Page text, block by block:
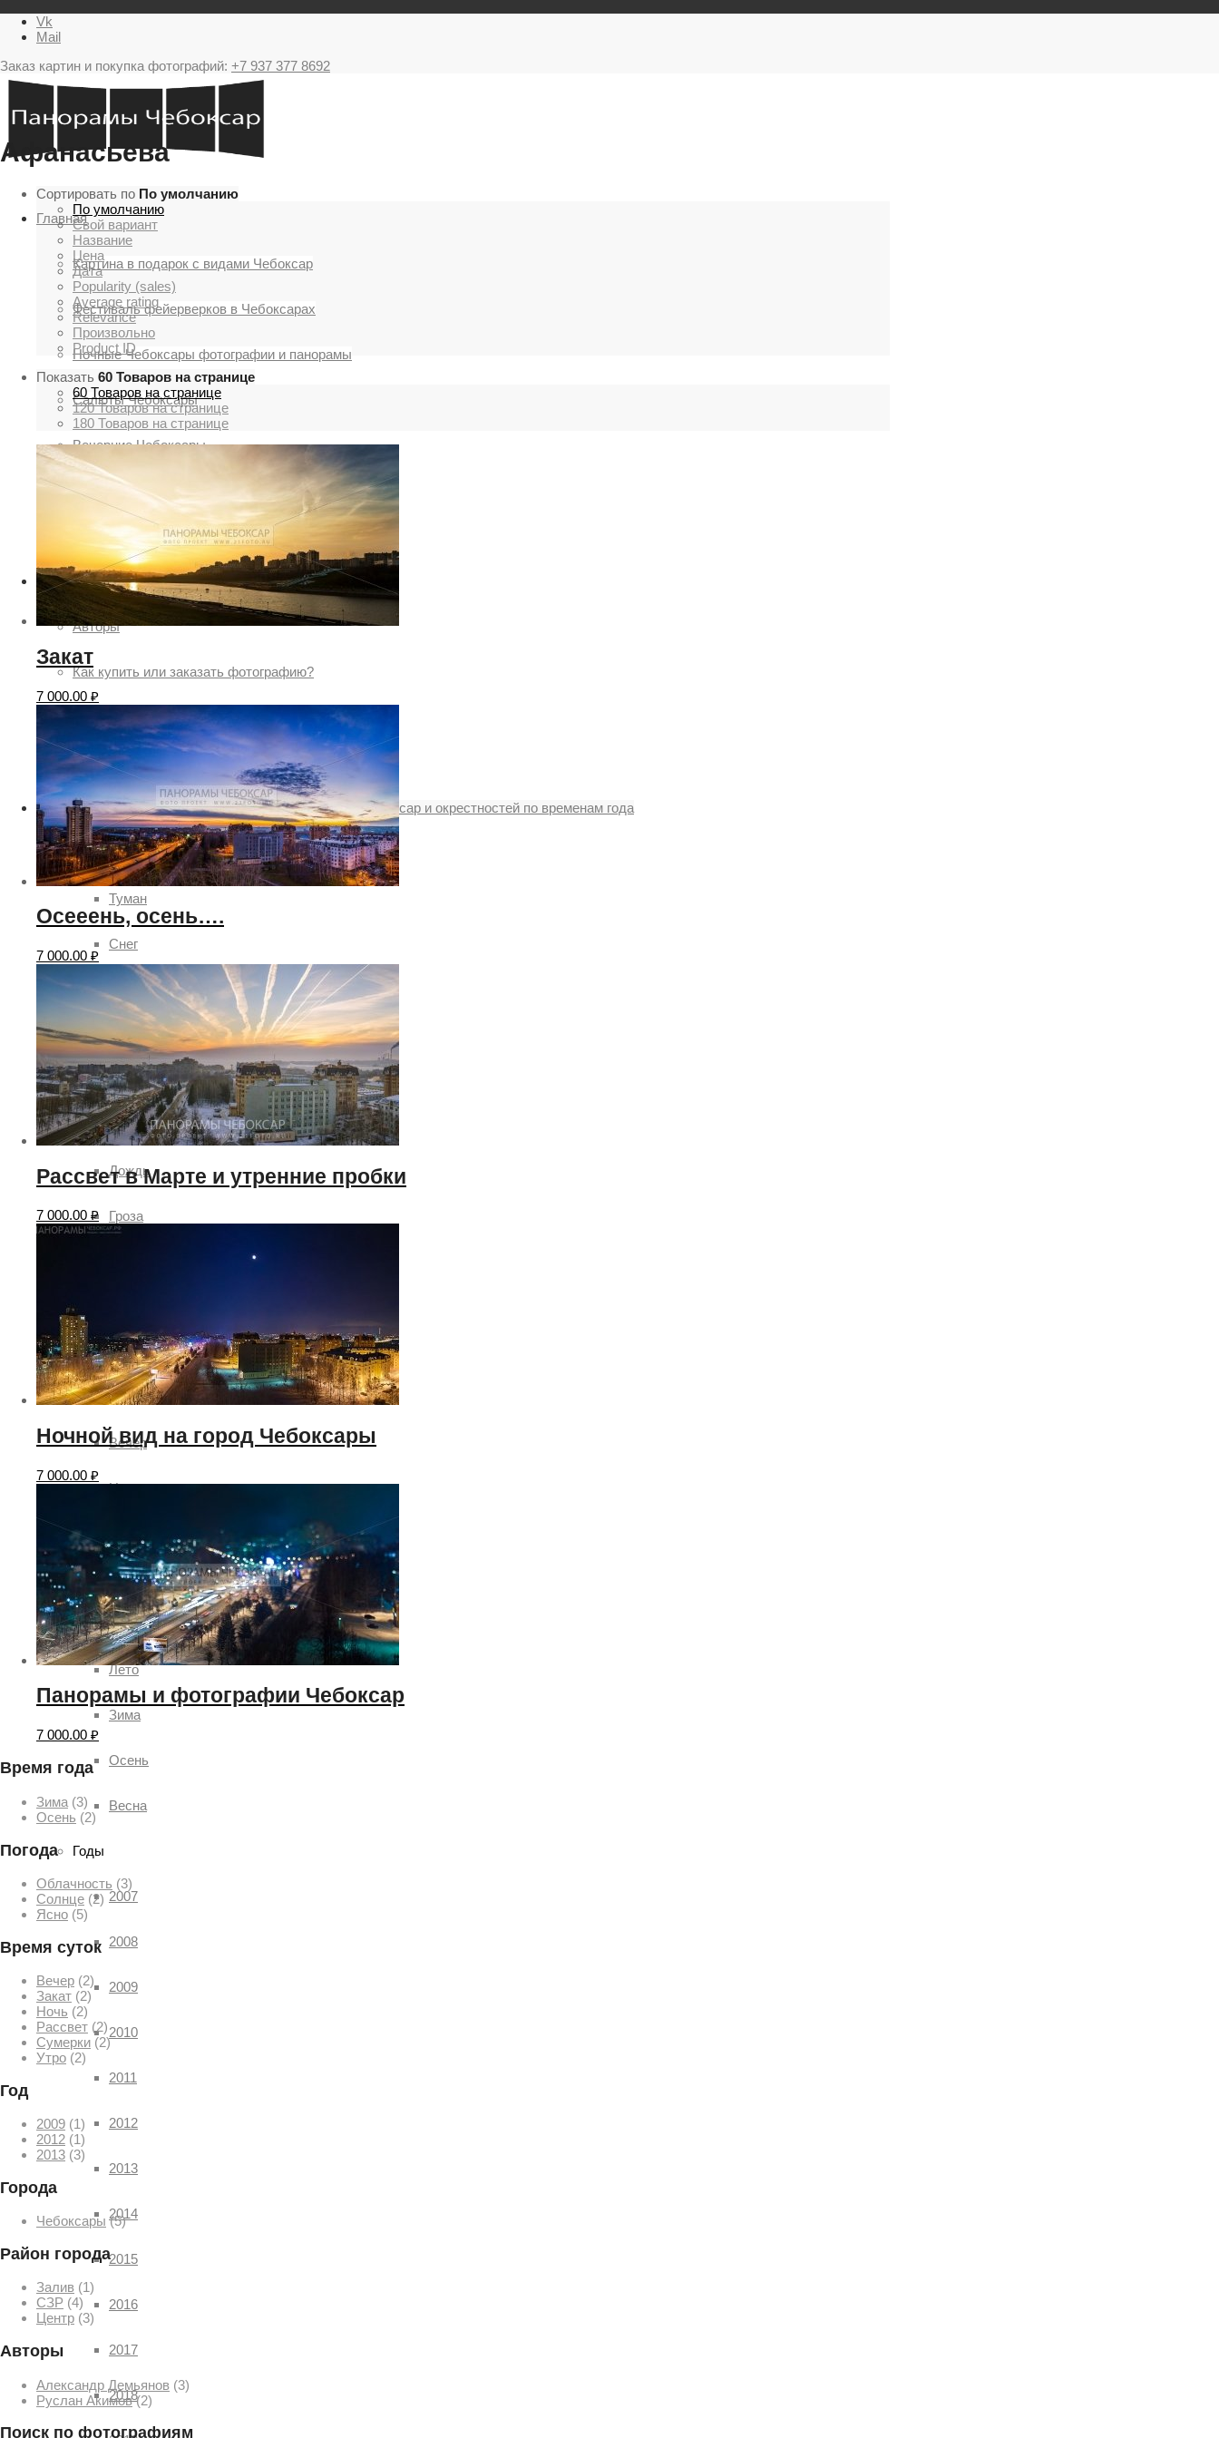
Vk
Mail
Заказ картин и покупка фотографий: +7 937 377 8692
Главная
Картина в подарок с видами Чебоксар
Фестиваль фейерверков в Чебоксарах
Ночные Чебоксары фотографии и панорамы
Салюты Чебоксары
Вечерние Чебоксары
Фото Чебоксары
Чебоксарский залив
О нас
Авторы
Как купить или заказать фотографию?
Фото чебоксар
Фото Чебоксар, Новочебоксарска и окрестностей
Каталог фотографий ЧебоксарЛучшие фотографии Чебоксар и окрестностей по временам года
Погода
Туман
Снег
Радуга
Пасмурно
Облачность
Луна
Дождь
Гроза
Время суток
День
Вечер
Ночь
Рассвет
Времена года
Лето
Зима
Осень
Весна
Годы
2007
2008
2009
2010
2011
2012
2013
2014
2015
2016
2017
2018
Афанасьева
Сортировать по По умолчанию
По умолчанию
Свой вариант
Название
Цена
Дата
Popularity (sales)
Average rating
Relevance
Произвольно
Product ID
Показать 60 Товаров на странице
60 Товаров на странице
120 Товаров на странице
180 Товаров на странице
Закат
7 000.00 ₽
Осееень, осень….
7 000.00 ₽
Рассвет в Марте и утренние пробки
7 000.00 ₽
Ночной вид на город Чебоксары
7 000.00 ₽
Панорамы и фотографии Чебоксар
7 000.00 ₽
Время года
Зима (3)
Осень (2)
Погода
Облачность (3)
Солнце (2)
Ясно (5)
Время суток
Вечер (2)
Закат (2)
Ночь (2)
Рассвет (2)
Сумерки (2)
Утро (2)
Год
2009 (1)
2012 (1)
2013 (3)
Города
Чебоксары (5)
Район города
Залив (1)
СЗР (4)
Центр (3)
Авторы
Александр Демьянов (3)
Руслан Акимов (2)
Поиск по фотографиям